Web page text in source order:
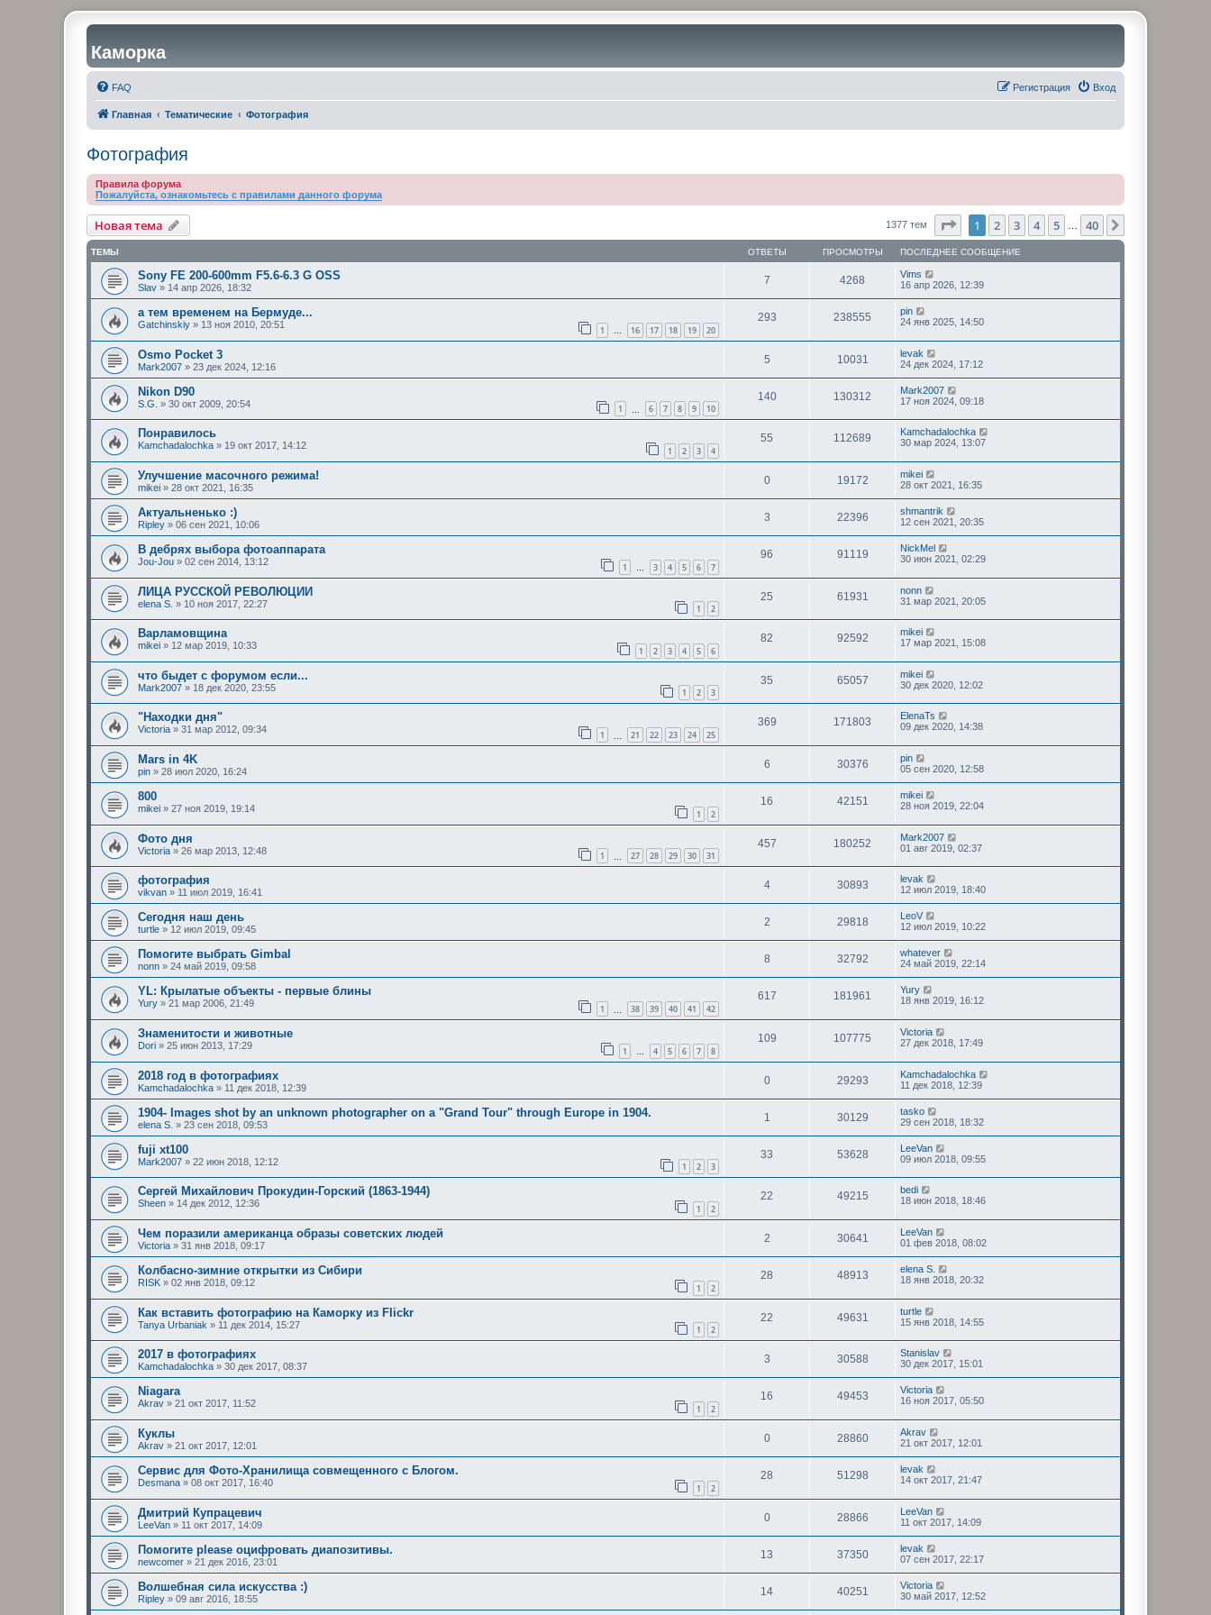
Каморка
FAQ Вход
Регистрация
Главная Тематические Фотография
Фотография
Правила форума
Пожалуйста, ознакомьтесь с правилами данного форума
Новая тема 1377 тем Страница1 из 40
1 2 3 4 5 40
ТЕМЫ ОТВЕТЫ ПРОСМОТРЫ ПОСЛЕДНЕЕ СООБЩЕНИЕ
Sony FE 200-600mm F5.6-6.3 G OSS
Slav » 14 апр 2026, 18:32
7 4268
Vims
16 апр 2026, 12:39
а тем временем на Бермуде...
Gatchinskiy » 13 ноя 2010, 20:51 1 … 16 17 18 19 20
293 238555
pin
24 янв 2025, 14:50
Osmo Pocket 3
Mark2007 » 23 дек 2024, 12:16
5 10031
levak
24 дек 2024, 17:12
Nikon D90
S.G. » 30 окт 2009, 20:54 1 6 7 8 9 10
140 130312
Mark2007
17 ноя 2024, 09:18
Понравилось
Kamchadalochka » 19 окт 2017, 14:12 1 2 3 4
55 112689
Kamchadalochka
30 мар 2024, 13:07
Улучшение масочного режима!
mikei » 28 окт 2021, 16:35
0 19172
mikei
28 окт 2021, 16:35
Актуальненько :)
Ripley » 06 сен 2021, 10:06
3 22396
shmantrik
12 сен 2021, 20:35
В дебрях выбора фотоаппарата
Jou-Jou » 02 сен 2014, 13:12 1 … 3 4 5 6 7
96 91119
NickMel
30 июн 2021, 02:29
ЛИЦА РУССКОЙ РЕВОЛЮЦИИ
elena S. » 10 ноя 2017, 22:27 1 2
25 61931
nonn
31 мар 2021, 20:05
Варламовщина
mikei » 12 мар 2019, 10:33 1 2 3 4 5 6
82 92592
mikei
17 мар 2021, 15:08
что быдет с форумом если...
Mark2007 » 18 дек 2020, 23:55 1 2 3
35 65057
mikei
30 дек 2020, 12:02
"Находки дня"
Victoria » 31 мар 2012, 09:34 1 21 22 23 24 25
369 171803
ElenaTs
09 дек 2020, 14:38
Mars in 4K
pin » 28 июл 2020, 16:24
6 30376
pin
05 сен 2020, 12:58
800
mikei » 27 ноя 2019, 19:14 1 2
16 42151
mikei
28 ноя 2019, 22:04
Фото дня
Victoria » 26 мар 2013, 12:48 1 27 28 29 30 31
457 180252
Mark2007
01 авг 2019, 02:37
фотография
vikvan » 11 июл 2019, 16:41
4 30893
levak
12 июл 2019, 18:40
Сегодня наш день
turtle » 12 июл 2019, 09:45
2 29818
LeoV
12 июл 2019, 10:22
Помогите выбрать Gimbal
nonn » 24 май 2019, 09:58
8 32792
whatever
24 май 2019, 22:14
YL: Крылатые объекты - первые блины
Yury » 21 мар 2006, 21:49 1 38 39 40 41 42
617 181961
Yury
18 янв 2019, 16:12
Знаменитости и животные
Dori » 25 июн 2013, 17:29 1 … 4 5 6 7 8
109 107775
Victoria
27 дек 2018, 17:49
2018 год в фотографиях
Kamchadalochka » 11 дек 2018, 12:39
0 29293
Kamchadalochka
11 дек 2018, 12:39
1904- Images shot by an unknown photographer on a "Grand Tour" through Europe in 1904.
elena S. » 23 сен 2018, 09:53
1 30129
tasko
29 сен 2018, 18:32
fuji xt100
Mark2007 » 22 июн 2018, 12:12 1 2 3
33 53628
LeeVan
09 июл 2018, 09:55
Сергей Михайлович Прокудин-Горский (1863-1944)
Sheen » 14 дек 2012, 12:36 1 2
22 49215
bedi
18 июн 2018, 18:46
Чем поразили американца образы советских людей
Victoria » 31 янв 2018, 09:17
2 30641
LeeVan
01 фев 2018, 08:02
Колбасно-зимние открытки из Сибири
RISK » 02 янв 2018, 09:12 1 2
28 48913
elena S.
18 янв 2018, 20:32
Как вставить фотографию на Каморку из Flickr
Tanya Urbaniak » 11 дек 2014, 15:27 1 2
22 49631
turtle
15 янв 2018, 14:55
2017 в фотографиях
Kamchadalochka » 30 дек 2017, 08:37
3 30588
Stanislav
30 дек 2017, 15:01
Niagara
Akrav » 21 окт 2017, 11:52 1 2
16 49453
Victoria
16 ноя 2017, 05:50
Куклы
Akrav » 21 окт 2017, 12:01
0 28860
Akrav
21 окт 2017, 12:01
Сервис для Фото-Хранилища совмещенного с Блогом.
Desmana » 08 окт 2017, 16:40 1 2
28 51298
levak
14 окт 2017, 21:47
Дмитрий Купрацевич
LeeVan » 11 окт 2017, 14:09
0 28866
LeeVan
11 окт 2017, 14:09
Помогите please оцифровать диапозитивы.
newcomer » 21 дек 2016, 23:01
13 37350
levak
07 сен 2017, 22:17
Волшебная сила искусства :)
Ripley » 09 авг 2016, 18:55
14 40251
Victoria
30 май 2017, 12:52